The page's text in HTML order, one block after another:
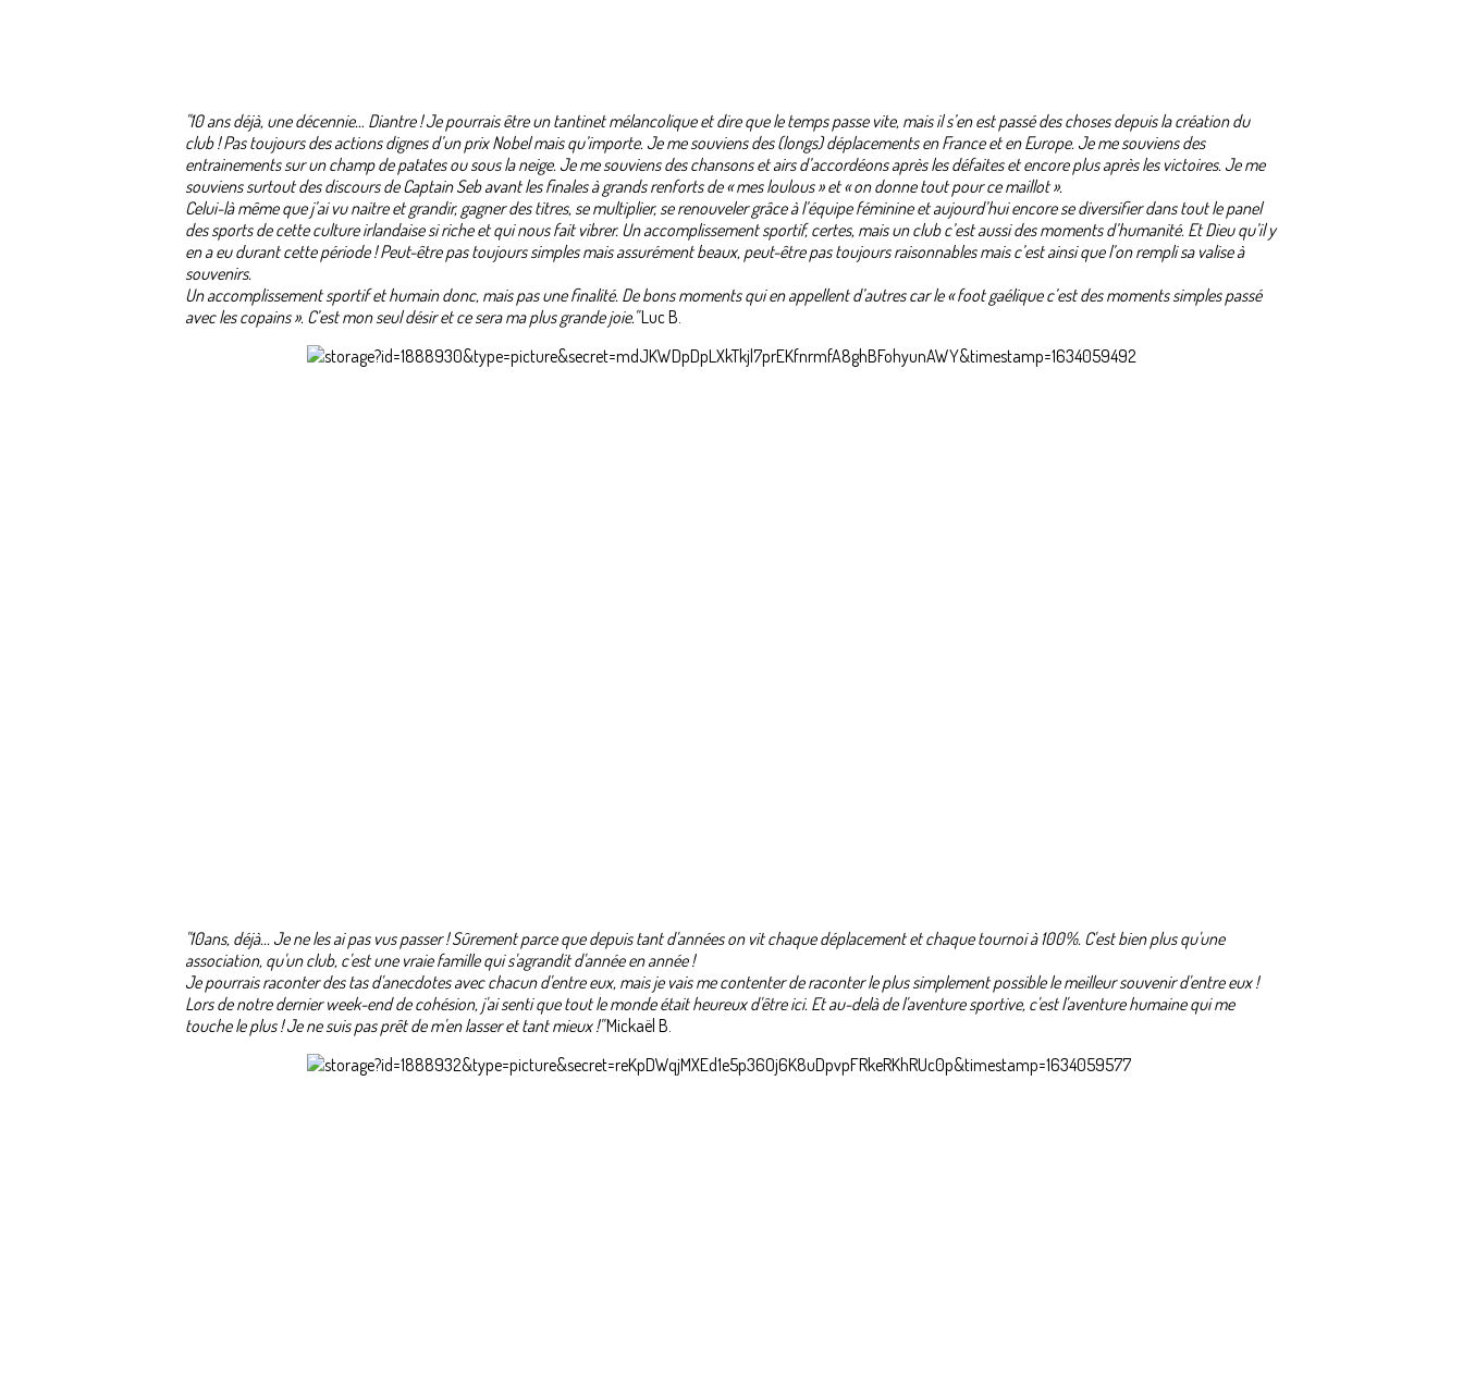
"10 ans déjà, une décennie… Diantre ! Je pourrais être un tantinet mélancolique et dire que le temps passe vite, mais il s’en est passé des choses depuis la création du
club ! Pas toujours des actions dignes d’un prix Nobel mais qu’importe. Je me souviens des (longs) déplacements en France et en Europe. Je me souviens des
entrainements sur un champ de patates ou sous la neige. Je me souviens des chansons et airs d’accordéons après les défaites et encore plus après les victoires. Je me
souviens surtout des discours de Captain Seb avant les finales à grands renforts de « mes loulous » et « on donne tout pour ce maillot ».
Celui-là même que j’ai vu naitre et grandir, gagner des titres, se multiplier, se renouveler grâce à l’équipe féminine et aujourd’hui encore se diversifier dans tout le panel
des sports de cette culture irlandaise si riche et qui nous fait vibrer. Un accomplissement sportif, certes, mais un club c’est aussi des moments d’humanité. Et Dieu qu’il y
en a eu durant cette période ! Peut-être pas toujours simples mais assurément beaux, peut-être pas toujours raisonnables mais c’est ainsi que l’on rempli sa valise à
souvenirs.
Un accomplissement sportif et humain donc, mais pas une finalité. De bons moments qui en appellent d’autres car le « foot gaélique c’est des moments simples passé
avec les copains ». C’est mon seul désir et ce sera ma plus grande joie."Luc B.
"10ans, déjà... Je ne les ai pas vus passer ! Sûrement parce que depuis tant d'années on vit chaque déplacement et chaque tournoi à 100%. C'est bien plus qu'une
association, qu'un club, c'est une vraie famille qui s'agrandit d'année en année !
Je pourrais raconter des tas d'anecdotes avec chacun d'entre eux, mais je vais me contenter de raconter le plus simplement possible le meilleur souvenir d'entre eux !
Lors de notre dernier week-end de cohésion, j'ai senti que tout le monde était heureux d'être ici. Et au-delà de l'aventure sportive, c'est l'aventure humaine qui me
touche le plus ! Je ne suis pas prêt de m'en lasser et tant mieux !"Mickaël B.